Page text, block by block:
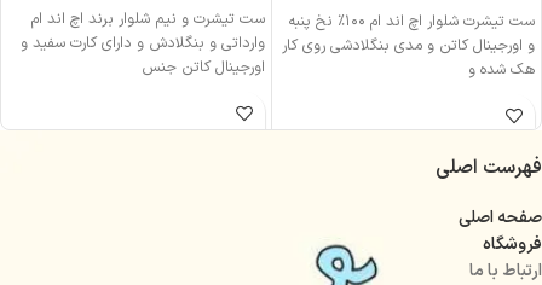
ست تیشرت شلوار اچ اند ام ۱۰۰٪ نخ پنبه
و اورجینال کاتن و مدی بنگلادشی روی کار
هک‌ شده و
ست تیشرت و نیم شلوار برند اچ اند ام
وارداتی و بنگلادش و دارای کارت سفید و
اورجینال کاتن جنس
فهرست اصلی
صفحه اصلی
فروشگاه
ارتباط با ما